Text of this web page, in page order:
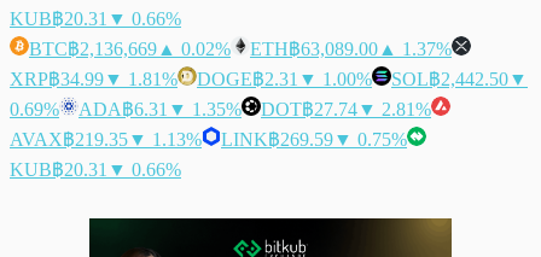
KUB฿20.31 ▼ 0.66%
BTC฿2,136,669 ▲ 0.02% ETH฿63,089.00 ▲ 1.37%
XRP฿34.99▼ 1.81% DOGE฿2.31 ▼ 1.00% SOL฿2,442.50▼
0.69%
ADA฿6.31 ▼ 1.35% DOT฿27.74▼ 2.81%
AVAX฿219.35▼ 1.13% LINK฿269.59▼ 0.75%
KUB฿20.31 ▼ 0.66%